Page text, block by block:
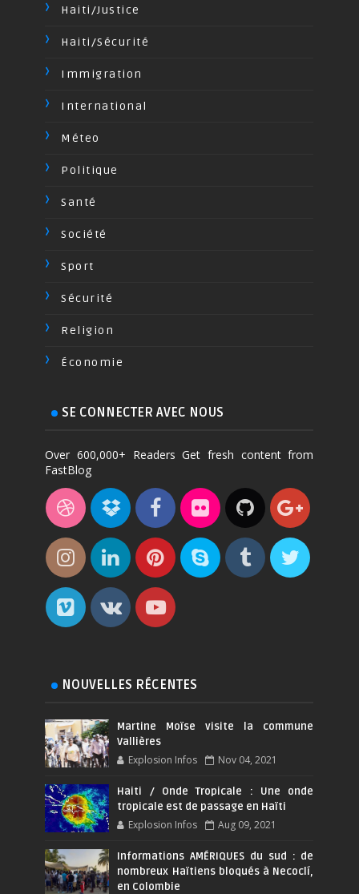
Haiti/Justice
Haiti/Sécurité
Immigration
International
Méteo
Politique
Santé
Société
Sport
Sécurité
Religion
Économie
SE CONNECTER AVEC NOUS
Over 600,000+ Readers Get fresh content from
FastBlog
NOUVELLES RÉCENTES
Martine Moïse visite la commune
Vallières
Explosion Infos Nov 04, 2021
Haiti / Onde Tropicale : Une onde
tropicale est de passage en Haïti
Explosion Infos Aug 09, 2021
Informations AMÉRIQUES du sud : de
nombreux Haïtiens bloqués à Necoclí,
en Colombie